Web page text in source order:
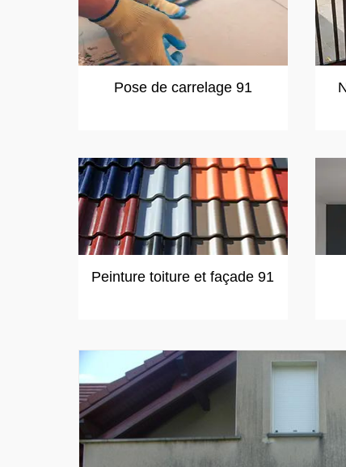
Pose de carrelage 91
Peinture toiture et façade 91